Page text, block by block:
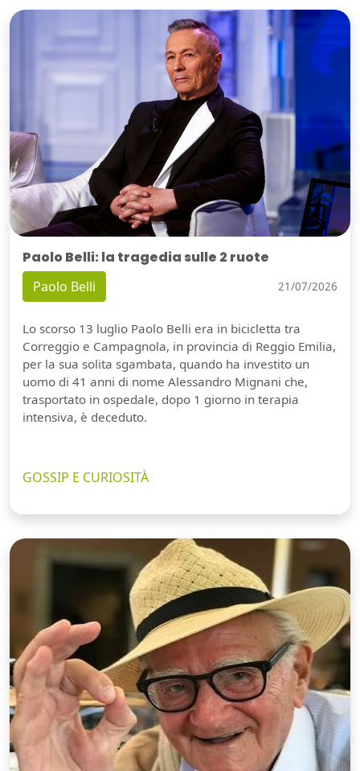
Paolo Belli: la tragedia sulle 2 ruote
Paolo Belli 21/07/2026
Lo scorso 13 luglio Paolo Belli era in bicicletta tra
Correggio e Campagnola, in provincia di Reggio Emilia,
per la sua solita sgambata, quando ha investito un
uomo di 41 anni di nome Alessandro Mignani che,
trasportato in ospedale, dopo 1 giorno in terapia
intensiva, è deceduto.
GOSSIP E CURIOSITÀ